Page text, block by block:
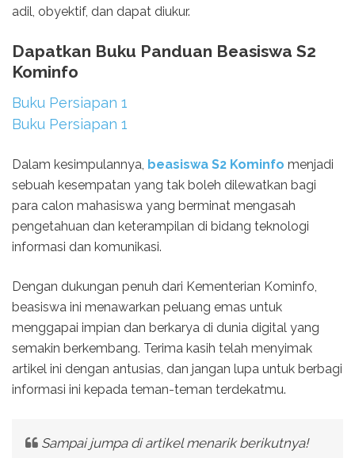
adil, obyektif, dan dapat diukur.
Dapatkan Buku Panduan Beasiswa S2
Kominfo
Buku Persiapan 1
Buku Persiapan 1
Dalam kesimpulannya, beasiswa S2 Kominfo menjadi
sebuah kesempatan yang tak boleh dilewatkan bagi
para calon mahasiswa yang berminat mengasah
pengetahuan dan keterampilan di bidang teknologi
informasi dan komunikasi.
Dengan dukungan penuh dari Kementerian Kominfo,
beasiswa ini menawarkan peluang emas untuk
menggapai impian dan berkarya di dunia digital yang
semakin berkembang. Terima kasih telah menyimak
artikel ini dengan antusias, dan jangan lupa untuk berbagi
informasi ini kepada teman-teman terdekatmu.
Sampai jumpa di artikel menarik berikutnya!